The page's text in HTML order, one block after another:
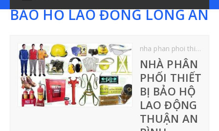
TRANG CHỦ
BẢO HỘ CHÂN
GIÀY BẢO HỘ LAO ĐỘNG
GIÀY BẢO HỘ JOGGER
BẢO HỘ LAO ĐỘNG LONG AN
nha phan phoi thiet bi bao ho lao dong thuan an binh dương
NHÀ PHÂN
PHỐI THIẾT
BỊ BẢO HỘ
LAO ĐỘNG
THUẬN AN